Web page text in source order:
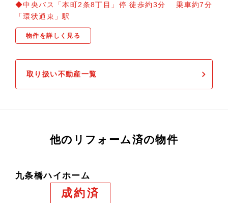
◆中央バス「本町2条8丁目」停 徒歩約3分 乗車約7分
「環状通東」駅
物件を詳しく見る
取り扱い不動産一覧
他のリフォーム済の物件
九条橋ハイホーム
成約済